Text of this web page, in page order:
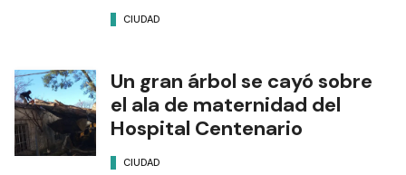
CIUDAD
Un gran árbol se cayó sobre
el ala de maternidad del
Hospital Centenario
CIUDAD